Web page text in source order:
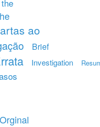
ao
Brief
Investigation